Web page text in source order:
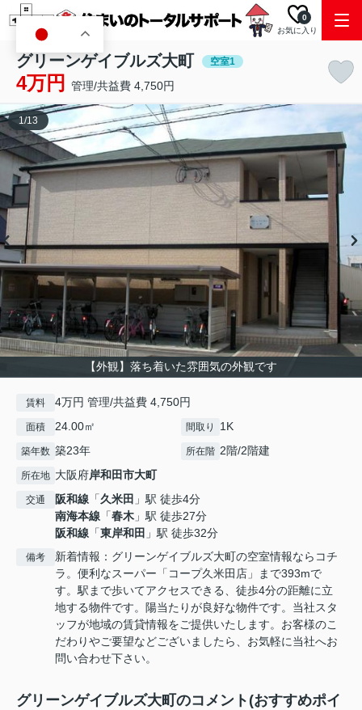
お気に入り
0
グリーンゲイブルズ大町 空室1
4万円 管理/共益費 4,750円
【外観】落ち着いた雰囲気の外観です
1/13
賃料 4万円 管理/共益費 4,750円
面積 24.00㎡ 間取り 1K
築年数 築23年 所在階 2階/2階建
所在地 大阪府岸和田市大町
交通 阪和線 「久米田 」駅 徒歩4分
南海本線 「春木 」駅 徒歩27分
阪和線 「東岸和田 」駅 徒歩32分
備考
新着情報：グリーンゲイブルズ大町の空室情報ならコチ
ラ。便利なスーパー「コープ久米田店」まで393mで
す。駅まで歩いてアクセスできる、徒歩4分の距離に立
地する物件です。陽当たりが良好な物件です。当社スタ
ッフが地域の賃貸情報をご提供いたします。お客様のこ
だわりやご要望などございましたら、お気軽に当社へお
問い合わせ下さい。
グリーンゲイブルズ大町のコメント(おすすめポイ